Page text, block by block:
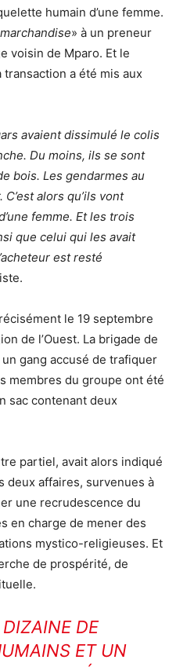
humain d’une femme.
marchandise» à un preneur
voisin de Mparo. Et le
a été mis aux
avaient dissimulé le colis
Du moins, ils se sont
bois. Les gendarmes au
alors qu’ils vont
femme. Et les trois
que celui qui les avait
est resté
le 19 septembre
de l’Ouest. La brigade de
gang accusé de trafiquer
membres du groupe ont été
sac contenant deux
partiel, avait alors indiqué
deux affaires, survenues à
une recrudescence du
en charge de mener des
mystico-religieuses. Et
de prospérité, de
DE
ET UN